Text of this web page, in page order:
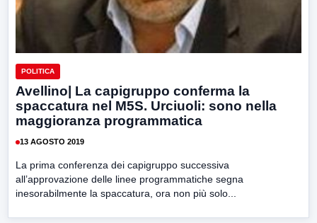
POLITICA
Avellino| La capigruppo conferma la
spaccatura nel M5S. Urciuoli: sono nella
maggioranza programmatica
13 AGOSTO 2019
La prima conferenza dei capigruppo successiva
all’approvazione delle linee programmatiche segna
inesorabilmente la spaccatura, ora non più solo...